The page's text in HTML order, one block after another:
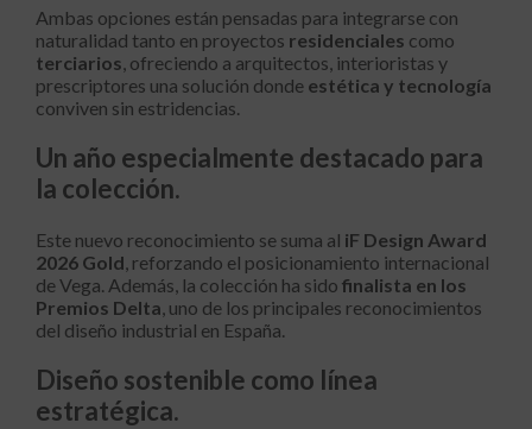
Ambas opciones están pensadas para integrarse con
naturalidad tanto en proyectos residenciales como
terciarios, ofreciendo a arquitectos, interioristas y
prescriptores una solución donde estética y tecnología
conviven sin estridencias.
Un año especialmente destacado para
la colección.
Este nuevo reconocimiento se suma al iF Design Award
2026 Gold, reforzando el posicionamiento internacional
de Vega. Además, la colección ha sido finalista en los
Premios Delta, uno de los principales reconocimientos
del diseño industrial en España.
Diseño sostenible como línea
estratégica.